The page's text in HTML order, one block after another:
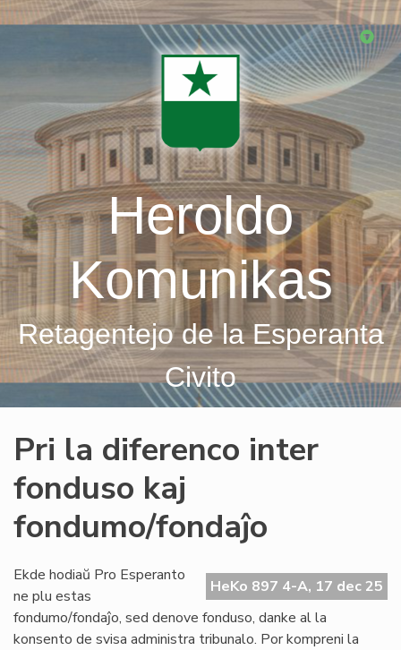
Skip
Heroldo
Komunikas
Retagentejo de la Esperanta
Civito
Pri la diferenco inter
fonduso kaj
fondumo/fondaĵo
HeKo 897 4-A, 17 dec 25
Ekde hodiaŭ Pro Esperanto
ne plu estas
fondumo/fondaĵo, sed denove fonduso, danke al la
konsento de svisa administra tribunalo. Por kompreni la